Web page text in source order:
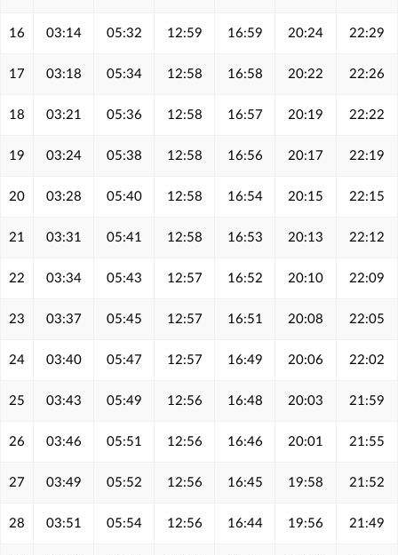
16 03:14 05:32 12:59 16:59 20:24 22:29
17 03:18 05:34 12:58 16:58 20:22 22:26
18 03:21 05:36 12:58 16:57 20:19 22:22
19 03:24 05:38 12:58 16:56 20:17 22:19
20 03:28 05:40 12:58 16:54 20:15 22:15
21 03:31 05:41 12:58 16:53 20:13 22:12
22 03:34 05:43 12:57 16:52 20:10 22:09
23 03:37 05:45 12:57 16:51 20:08 22:05
24 03:40 05:47 12:57 16:49 20:06 22:02
25 03:43 05:49 12:56 16:48 20:03 21:59
26 03:46 05:51 12:56 16:46 20:01 21:55
27 03:49 05:52 12:56 16:45 19:58 21:52
28 03:51 05:54 12:56 16:44 19:56 21:49